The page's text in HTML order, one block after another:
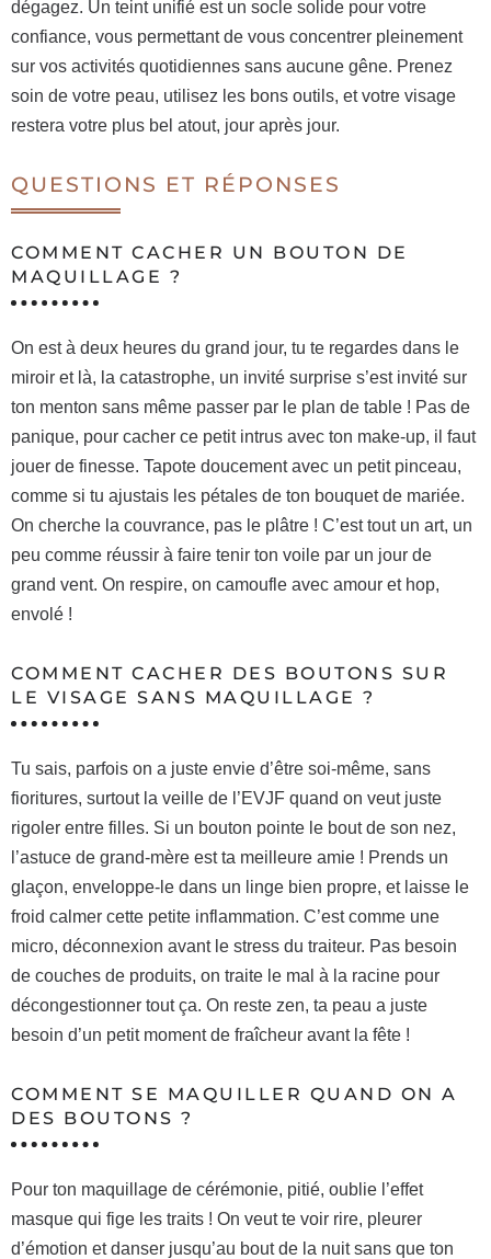
dégagez. Un teint unifié est un socle solide pour votre
confiance, vous permettant de vous concentrer pleinement
sur vos activités quotidiennes sans aucune gêne. Prenez
soin de votre peau, utilisez les bons outils, et votre visage
restera votre plus bel atout, jour après jour.
QUESTIONS ET RÉPONSES
COMMENT CACHER UN BOUTON DE
MAQUILLAGE ?
On est à deux heures du grand jour, tu te regardes dans le
miroir et là, la catastrophe, un invité surprise s’est invité sur
ton menton sans même passer par le plan de table ! Pas de
panique, pour cacher ce petit intrus avec ton make-up, il faut
jouer de finesse. Tapote doucement avec un petit pinceau,
comme si tu ajustais les pétales de ton bouquet de mariée.
On cherche la couvrance, pas le plâtre ! C’est tout un art, un
peu comme réussir à faire tenir ton voile par un jour de
grand vent. On respire, on camoufle avec amour et hop,
envolé !
COMMENT CACHER DES BOUTONS SUR
LE VISAGE SANS MAQUILLAGE ?
Tu sais, parfois on a juste envie d’être soi-même, sans
fioritures, surtout la veille de l’EVJF quand on veut juste
rigoler entre filles. Si un bouton pointe le bout de son nez,
l’astuce de grand-mère est ta meilleure amie ! Prends un
glaçon, enveloppe-le dans un linge bien propre, et laisse le
froid calmer cette petite inflammation. C’est comme une
micro, déconnexion avant le stress du traiteur. Pas besoin
de couches de produits, on traite le mal à la racine pour
décongestionner tout ça. On reste zen, ta peau a juste
besoin d’un petit moment de fraîcheur avant la fête !
COMMENT SE MAQUILLER QUAND ON A
DES BOUTONS ?
Pour ton maquillage de cérémonie, pitié, oublie l’effet
masque qui fige les traits ! On veut te voir rire, pleurer
d’émotion et danser jusqu’au bout de la nuit sans que ton